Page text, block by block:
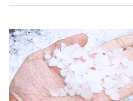
郵便、電話、およびＥメール等によ
た維持管理等の委託業務遂行のため
連する当社および提携会社のサービ
（なお、当社は複数の保険会社と取
情報を取引のある他の保険会社の商
るために利用させていただくことが
上記に係る連絡・手続き・管理等付